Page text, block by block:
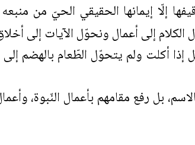
إلّا إيمانها الحقيقي الحيّ من
الكلام إلى أعمال ونحوّل الآيات إلى
إذا أكلت ولم يتحوّل الطّعام بالهضم
بل رفع مقامهم بأعمال النّبوة،